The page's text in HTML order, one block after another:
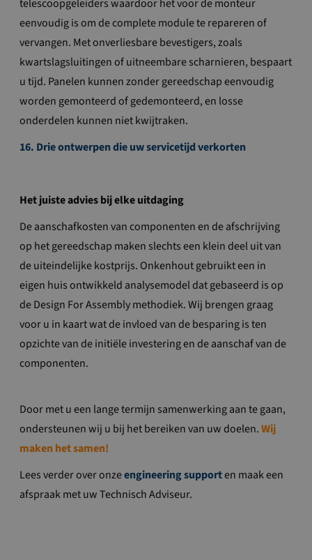
telescoopgeleiders waardoor het voor de monteur
eenvoudig is om de complete module te repareren of
vervangen. Met onverliesbare bevestigers, zoals
kwartslagsluitingen of uitneembare scharnieren, bespaart
u tijd. Panelen kunnen zonder gereedschap eenvoudig
worden gemonteerd of gedemonteerd, en losse
onderdelen kunnen niet kwijtraken.
16. Drie ontwerpen die uw servicetijd verkorten
Het juiste advies bij elke uitdaging
De aanschafkosten van componenten en de afschrijving
op het gereedschap maken slechts een klein deel uit van
de uiteindelijke kostprijs. Onkenhout gebruikt een in
eigen huis ontwikkeld analysemodel dat gebaseerd is op
de Design For Assembly methodiek. Wij brengen graag
voor u in kaart wat de invloed van de besparing is ten
opzichte van de initiële investering en de aanschaf van de
componenten.
Door met u een lange termijn samenwerking aan te gaan,
ondersteunen wij u bij het bereiken van uw doelen.Wij
maken het samen!
Lees verder over onzeengineering supporten maak een
afspraak met uw Technisch Adviseur.